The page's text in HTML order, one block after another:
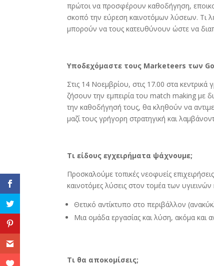
πρώτοι να προσφέρουν καθοδήγηση,
σκοπό την εύρεση καινοτόμων λύσεων. Τι
μπορούν να τους κατευθύνουν ώστε να
Υποδεχόμαστε τους Marketeers των
Στις 14 Νοεμβρίου, στις 17.00 στα
ζήσουν την εμπειρία του match making με
την καθοδήγησή τους, θα κληθούν να
μαζί τους γρήγορη στρατηγική και
Τι είδους εγχειρήματα ψάχνουμε;
Προσκαλούμε τοπικές νεοφυείς
καινοτόμες λύσεις στον τομέα των
Θετικό αντίκτυπο στο περιβάλλον
Μια ομάδα εργασίας και λύση, ακόμα και
Τι θα αποκομίσεις;